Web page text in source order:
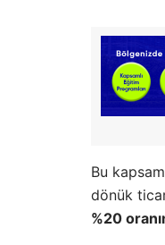
Bu
dönük
%20